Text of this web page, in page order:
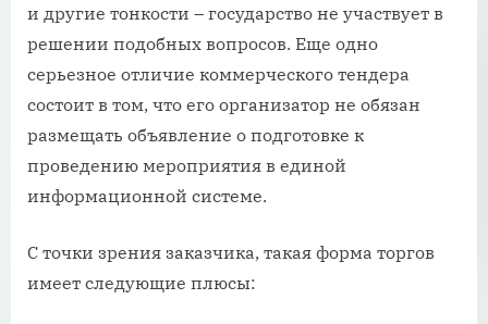
и другие тонкости – государство не участвует в
решении подобных вопросов. Еще одно
серьезное отличие коммерческого тендера
состоит в том, что его организатор не обязан
размещать объявление о подготовке к
проведению мероприятия в единой
информационной системе.
С точки зрения заказчика, такая форма торгов
имеет следующие плюсы: